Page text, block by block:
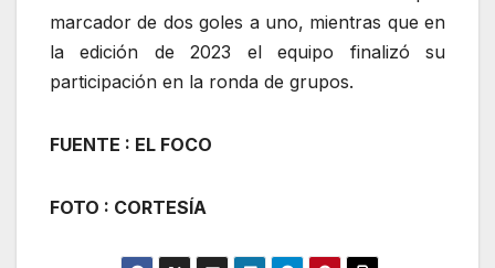
marcador de dos goles a uno, mientras que en
la edición de 2023 el equipo finalizó su
participación en la ronda de grupos.
FUENTE : EL FOCO
FOTO : CORTESÍA